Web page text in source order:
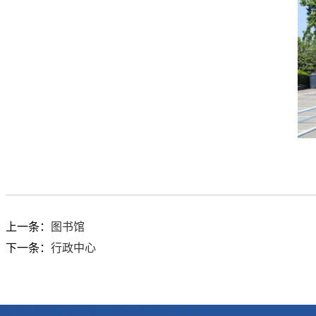
上一条：
图书馆
下一条： 行政中心